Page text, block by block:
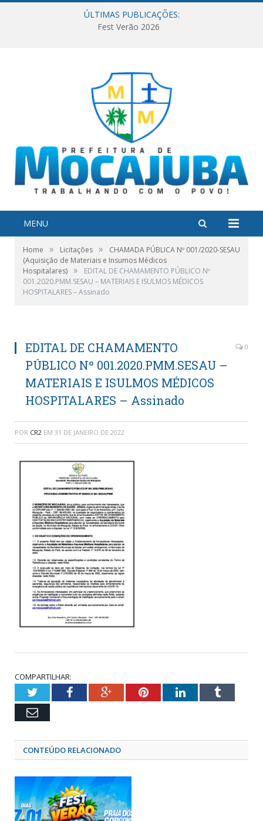
ÚLTIMAS PUBLICAÇÕES:
Fest Verão 2026
MENU
Home » Licitações »
CHAMADA PÚBLICA Nº 001/2020-SESAU
(Aquisição de Materiais e Insumos Médicos
Hospitalares) »
EDITAL DE CHAMAMENTO PÚBLICO Nº
001.2020.PMM.SESAU – MATERIAIS E ISULMOS MÉDICOS
HOSPITALARES – Assinado
EDITAL DE CHAMAMENTO
PÚBLICO Nº 001.2020.PMM.SESAU –
MATERIAIS E ISULMOS MÉDICOS
HOSPITALARES – Assinado
0
POR CR2 EM 31 DE JANEIRO DE 2022
COMPARTILHAR:
TwitterFacebookGoogle+PinterestLinkedInTumblr
Email
CONTEÚDO RELACIONADO